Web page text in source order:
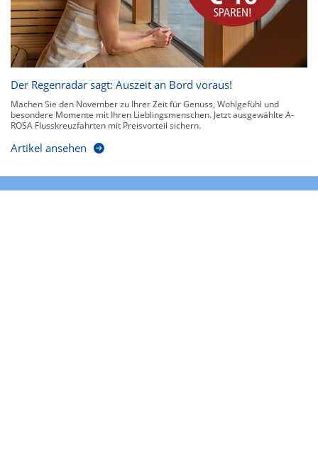
Der Regenradar sagt: Auszeit an Bord voraus!
Machen Sie den November zu Ihrer Zeit für Genuss, Wohlgefühl und
besondere Momente mit Ihren Lieblingsmenschen. Jetzt ausgewählte A-
ROSA Flusskreuzfahrten mit Preisvorteil sichern.
Artikel ansehen